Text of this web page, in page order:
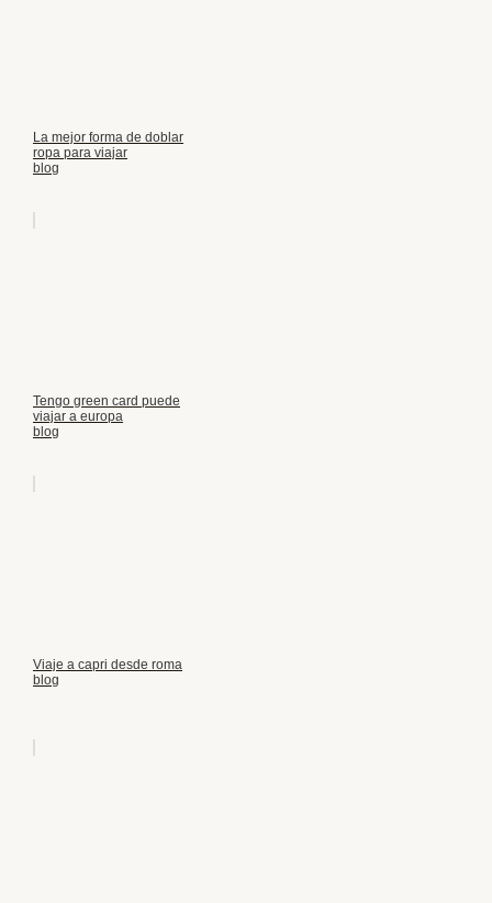
La mejor forma de doblar
ropa para viajar
blog
Tengo green card puede
viajar a europa
blog
Viaje a capri desde roma
blog